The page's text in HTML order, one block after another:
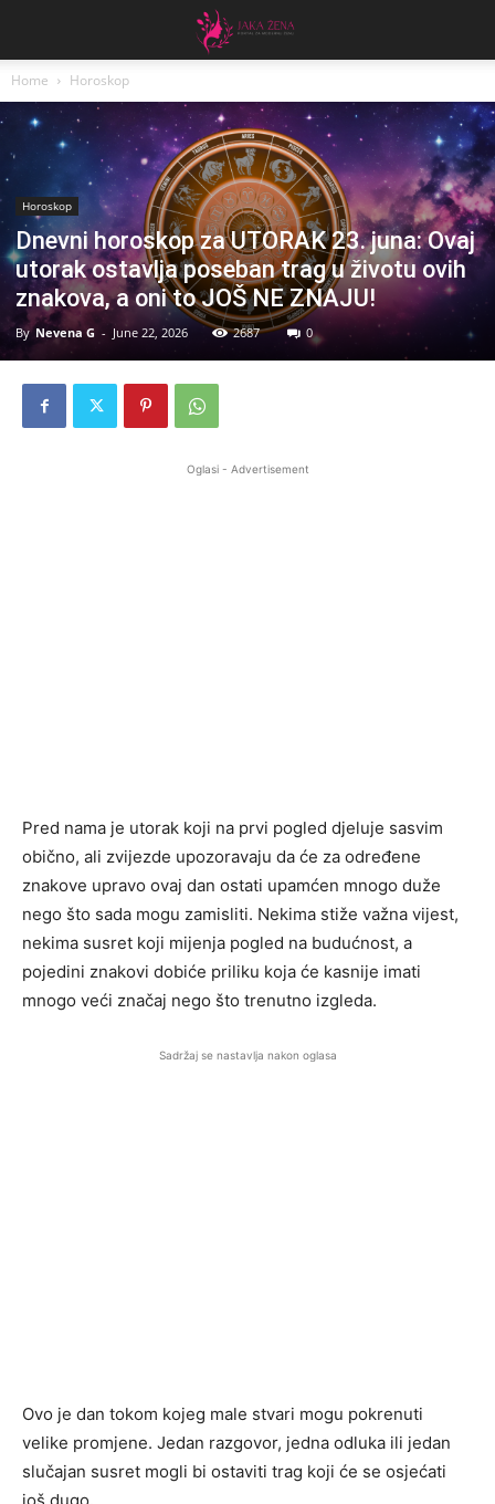
Home Horoskop
Horoskop
Dnevni horoskop za UTORAK 23. juna: Ovaj
utorak ostavlja poseban trag u životu ovih
znakova, a oni to JOŠ NE ZNAJU!
By Nevena G - June 22, 2026 2687 0
Oglasi - Advertisement
Pred nama je utorak koji na prvi pogled djeluje sasvim
obično, ali zvijezde upozoravaju da će za određene
znakove upravo ovaj dan ostati upamćen mnogo duže
nego što sada mogu zamisliti. Nekima stiže važna vijest,
nekima susret koji mijenja pogled na budućnost, a
pojedini znakovi dobiće priliku koja će kasnije imati
mnogo veći značaj nego što trenutno izgleda.
Sadržaj se nastavlja nakon oglasa
Ovo je dan tokom kojeg male stvari mogu pokrenuti
velike promjene. Jedan razgovor, jedna odluka ili jedan
slučajan susret mogli bi ostaviti trag koji će se osjećati